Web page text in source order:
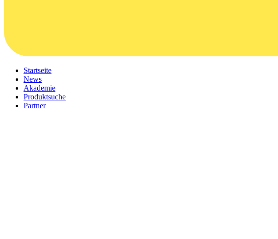
Startseite
News
Akademie
Produktsuche
Partner